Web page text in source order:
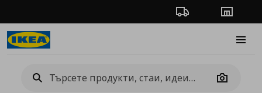
Проследяване на
Camera